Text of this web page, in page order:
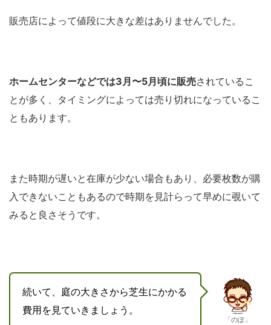
販売店によって値段に大きな差はありませんでした。
ホームセンターなどでは3月〜5月頃に販売されているこ
とが多く、タイミングによっては売り切れになっているこ
ともあります。
また時期が遅いと在庫が少ない場合もあり、必要枚数が購
入できないこともあるので時期を見計らって早めに覗いて
みると良さそうです。
続いて、庭の大きさから芝生にかかる
費用を見ていきましょう。
「のぽ」